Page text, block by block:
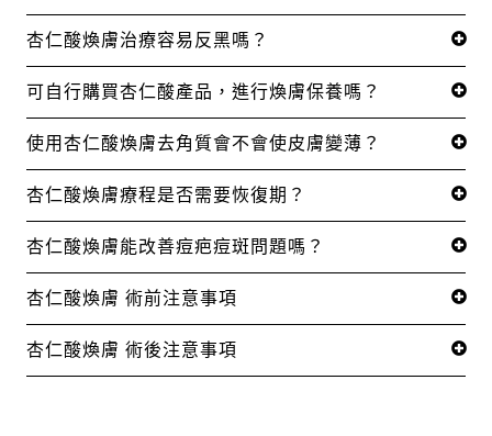
杏仁酸煥膚治療容易反黑嗎？
可自行購買杏仁酸產品，進行煥膚保養嗎？
使用杏仁酸煥膚去角質會不會使皮膚變薄？
杏仁酸煥膚療程是否需要恢復期？
杏仁酸煥膚能改善痘疤痘斑問題嗎？
杏仁酸煥膚 術前注意事項
杏仁酸煥膚 術後注意事項